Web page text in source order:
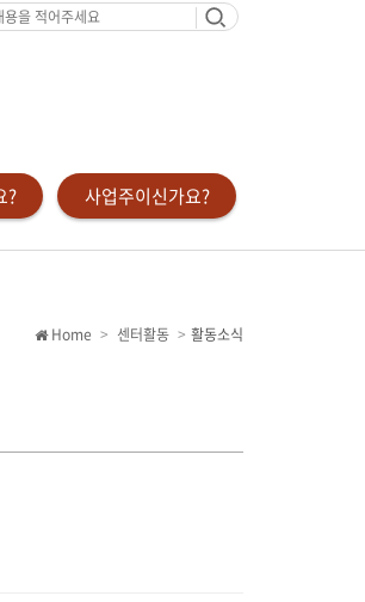
? 사업주이신가요?
Home 센터활동 활동소식